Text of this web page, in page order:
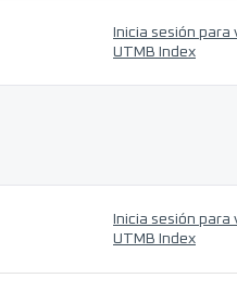
Inicia sesión para
UTMB Index
Inicia sesión para
UTMB Index